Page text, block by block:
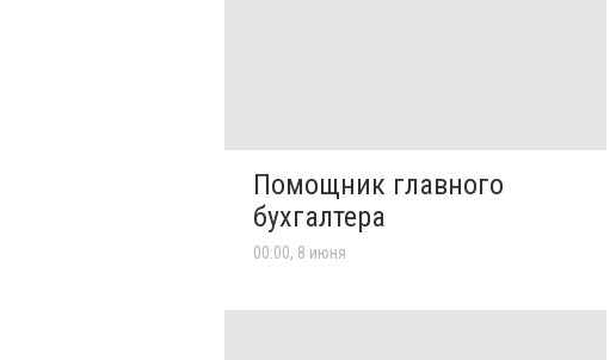
Помощник главного
бухгалтера
00:00, 8 июня